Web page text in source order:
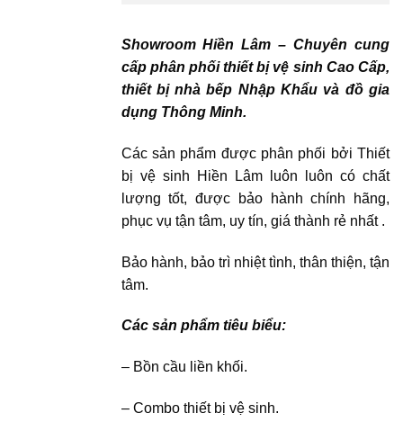
Showroom Hiền Lâm – Chuyên cung
cấp phân phối thiết bị vệ sinh Cao Cấp,
thiết bị nhà bếp Nhập Khẩu và đồ gia
dụng Thông Minh.
Các sản phẩm được phân phối bởi Thiết
bị vệ sinh Hiền Lâm luôn luôn có chất
lượng tốt, được bảo hành chính hãng,
phục vụ tận tâm, uy tín, giá thành rẻ nhất .
Bảo hành, bảo trì nhiệt tình, thân thiện, tận
tâm.
Các sản phẩm tiêu biểu:
– Bồn cầu liền khối.
– Combo thiết bị vệ sinh.